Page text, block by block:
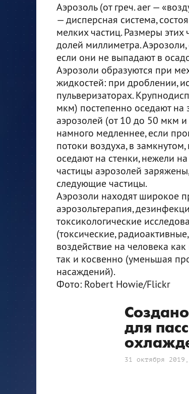
Аэрозоль (от греч. aer —
— дисперсная система,
мелких частиц. Размеры
долей миллиметра.
если они не выпадают в
Аэрозоли образуются при
жидкостей: при дроблении,
пульверизаторах.
мкм) постепенно оседают
аэрозолей (от 10 до 50 мкм
намного медленнее, если
потоки воздуха, в
оседают на стенки, нежели
частицы аэрозолей
следующие частицы.
Аэрозоли находят широкое
аэрозольтерапия,
токсикологические
(токсические,
воздействие на человека
так и косвенно (уменьшая
насаждений).
Фото: Robert Howie/Flickr
для
31 октября